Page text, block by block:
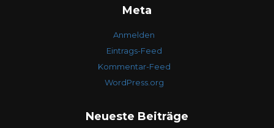
Meta
Anmelden
Eintrags-Feed
Kommentar-Feed
WordPress.org
Neueste Beiträge